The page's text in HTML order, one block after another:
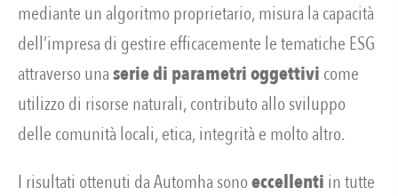
mediante un algoritmo proprietario, misura la capacità
dell’impresa di gestire efficacemente le tematiche ESG
attraverso unaserie di parametri oggettivi come
utilizzo di risorse naturali, contributo allo sviluppo
delle comunità locali, etica, integrità e molto altro.
I risultati ottenuti da Automha sonoeccellenti in tutte